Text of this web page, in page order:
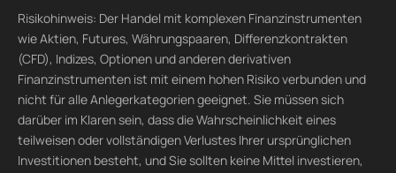
Risikohinweis: Der Handel mit komplexen Finanzinstrumenten
wie Aktien, Futures, Währungspaaren, Differenzkontrakten
(CFD), Indizes, Optionen und anderen derivativen
Finanzinstrumenten ist mit einem hohen Risiko verbunden und
nicht für alle Anlegerkategorien geeignet. Sie müssen sich
darüber im Klaren sein, dass die Wahrscheinlichkeit eines
teilweisen oder vollständigen Verlustes Ihrer ursprünglichen
Investitionen besteht, und Sie sollten keine Mittel investieren,